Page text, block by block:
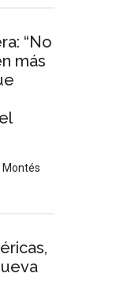
“No
más
Montés